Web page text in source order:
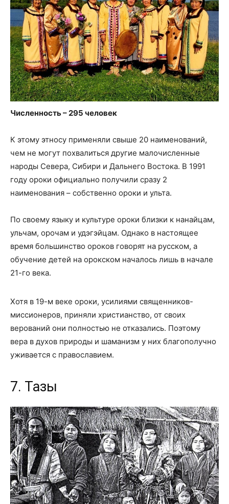
Численность – 295 человек
К этому этносу применяли свыше 20 наименований,
чем не могут похвалиться другие малочисленные
народы Севера, Сибири и Дальнего Востока. В 1991
году ороки официально получили сразу 2
наименования – собственно ороки и ульта.
По своему языку и культуре ороки близки к нанайцам,
ульчам, орочам и удэгэйцам. Однако в настоящее
время большинство ороков говорят на русском, а
обучение детей на орокском началось лишь в начале
21-го века.
Хотя в 19-м веке ороки, усилиями священников-
миссионеров, приняли христианство, от своих
верований они полностью не отказались. Поэтому
вера в духов природы и шаманизм у них благополучно
уживается с православием.
7. Тазы